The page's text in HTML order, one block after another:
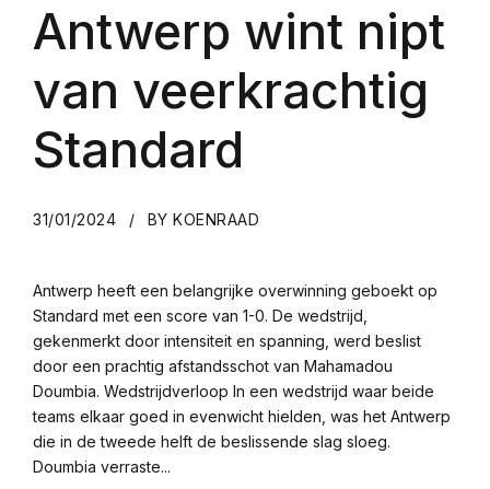
Antwerp wint nipt
van veerkrachtig
Standard
31/01/2024 BY KOENRAAD
Antwerp heeft een belangrijke overwinning geboekt op
Standard met een score van 1-0. De wedstrijd,
gekenmerkt door intensiteit en spanning, werd beslist
door een prachtig afstandsschot van Mahamadou
Doumbia. Wedstrijdverloop In een wedstrijd waar beide
teams elkaar goed in evenwicht hielden, was het Antwerp
die in de tweede helft de beslissende slag sloeg.
Doumbia verraste...